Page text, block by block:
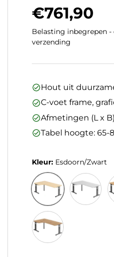
Reguliere
€761,90
Belasting inbegrepen -
verzending
Hout uit
C-voet frame,
Afmetingen (L x
Tabel hoogte: 65-
Kleur: Esdoorn/Zwart
Esdoorn/Zwart